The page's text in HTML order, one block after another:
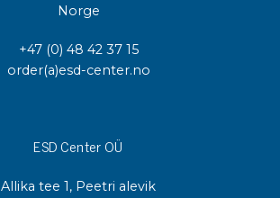
Norge
+47 (0) 48 42 37 15
order(a)esd-center.no
ESD Center OÜ
Allika tee 1, Peetri alevik